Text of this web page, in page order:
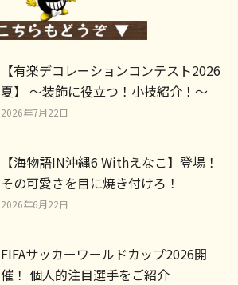
【有楽デコレーションコンテスト2026
夏】 ～装飾に役立つ！小技紹介！～
2026年7月22日
【海物語IN沖縄6 Withえなこ】登場！
その可愛さを目に焼き付けろ！
2026年6月22日
FIFAサッカーワールドカップ2026開
催！ 個人的注目選手をご紹介